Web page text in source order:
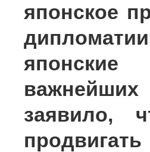
японское
заявило,